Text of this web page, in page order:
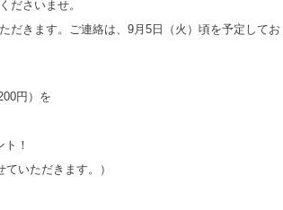
ださいませ。
だきます。ご連絡は、9月5日（火）頃を予定してお
円）を
！
いただきます。）